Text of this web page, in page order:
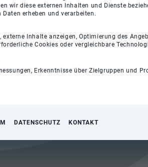
wir diese externen Inhalten und Dienste
Daten erheben und verarbeiten.
Inhalte anzeigen, Optimierung des
Cookies oder vergleichbare
Erkenntnisse über Zielgruppen und
DATENSCHUTZ KONTAKT